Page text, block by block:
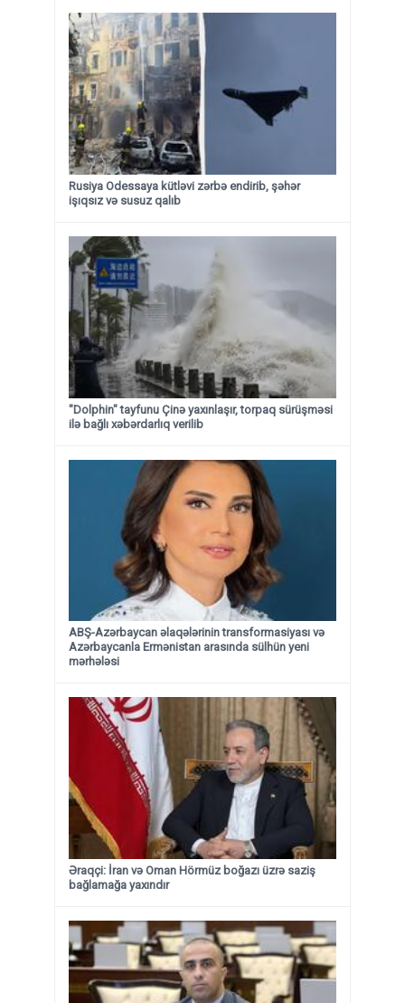
Rusiya Odessaya kütləvi zərbə endirib, şəhər
işıqsız və susuz qalıb
"Dolphin" tayfunu Çinə yaxınlaşır, torpaq sürüşməsi
ilə bağlı xəbərdarlıq verilib
ABŞ-Azərbaycan əlaqələrinin transformasiyası və
Azərbaycanla Ermənistan arasında sülhün yeni
mərhələsi
Əraqçi: İran və Oman Hörmüz boğazı üzrə saziş
bağlamağa yaxındır